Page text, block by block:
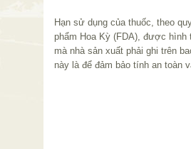
Hạn sử dụng của thuốc, theo
phẩm Hoa Kỳ (FDA), được hình
mà nhà sản xuất phải ghi trên
này là để đảm bảo tính an toàn